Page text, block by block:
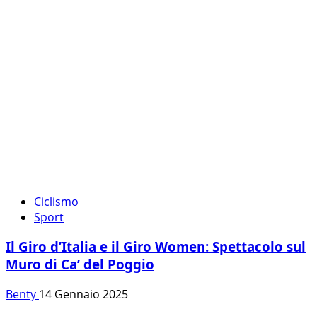
Ciclismo
Sport
Il Giro d’Italia e il Giro Women: Spettacolo sul
Muro di Ca’ del Poggio
Benty 14 Gennaio 2025